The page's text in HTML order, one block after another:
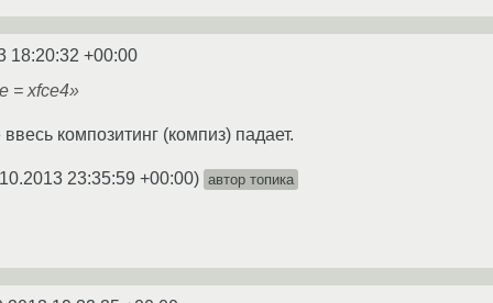
18:20:32 +00:00
= xfce4»
композитинг (компиз) падает.
23:35:59 +00:00) автор топика